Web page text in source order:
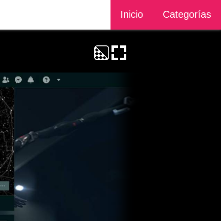
Inicio Categorías